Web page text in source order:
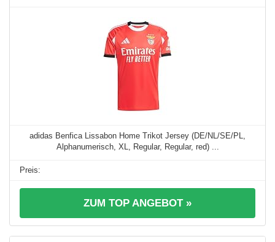
adidas Benfica Lissabon Home Trikot Jersey (DE/NL/SE/PL,
Alphanumerisch, XL, Regular, Regular, red) ...
ZUM TOP ANGEBOT »